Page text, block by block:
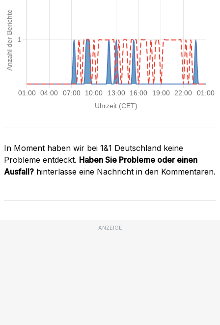
In Moment haben wir bei 1&1 Deutschland keine
Probleme entdeckt. Haben Sie Probleme oder einen
Ausfall? hinterlasse eine Nachricht in den Kommentaren.
ANZEIGE